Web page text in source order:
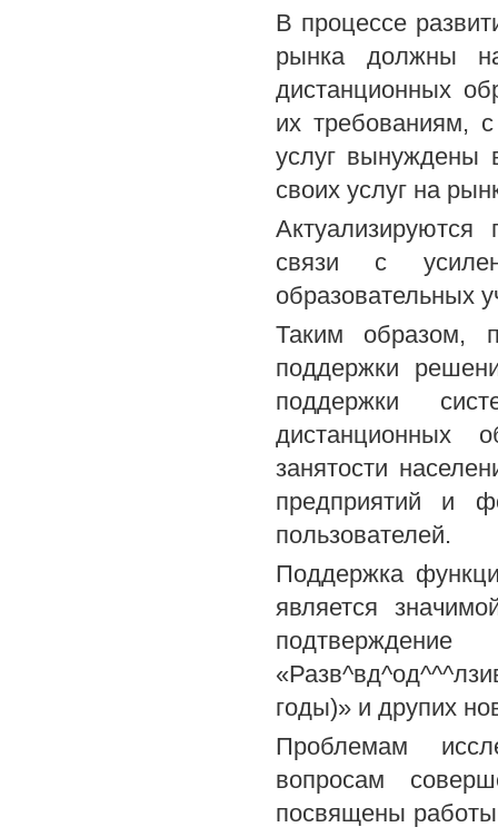
В процессе
рынка должны
дистанционных
их требованиям,
услуг вынуждены
своих услуг на
связи с
образовательных
Таким образом,
поддержки
поддержки
дистанционных
занятости
предприятий и
пользователей.
Поддержка
является
годы)» и друпих
Проблемам
вопросам
посвящены